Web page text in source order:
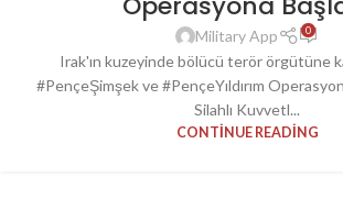
Military App 0
Irak'ın kuzeyinde bölücü terör örgütüne
#PençeŞimşek ve #PençeYıldırım
Silahlı Kuvvetl...
CONTINUE READING